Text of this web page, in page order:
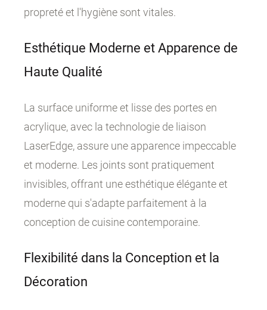
propreté et l'hygiène sont vitales.
Esthétique Moderne et Apparence de
Haute Qualité
La surface uniforme et lisse des portes en
acrylique, avec la technologie de liaison
LaserEdge, assure une apparence impeccable
et moderne. Les joints sont pratiquement
invisibles, offrant une esthétique élégante et
moderne qui s'adapte parfaitement à la
conception de cuisine contemporaine.
Flexibilité dans la Conception et la
Décoration